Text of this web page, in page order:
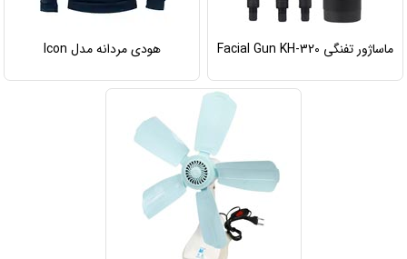
ماساژور تفنگی Facial Gun KH-320 هودی مردانه مدل Icon